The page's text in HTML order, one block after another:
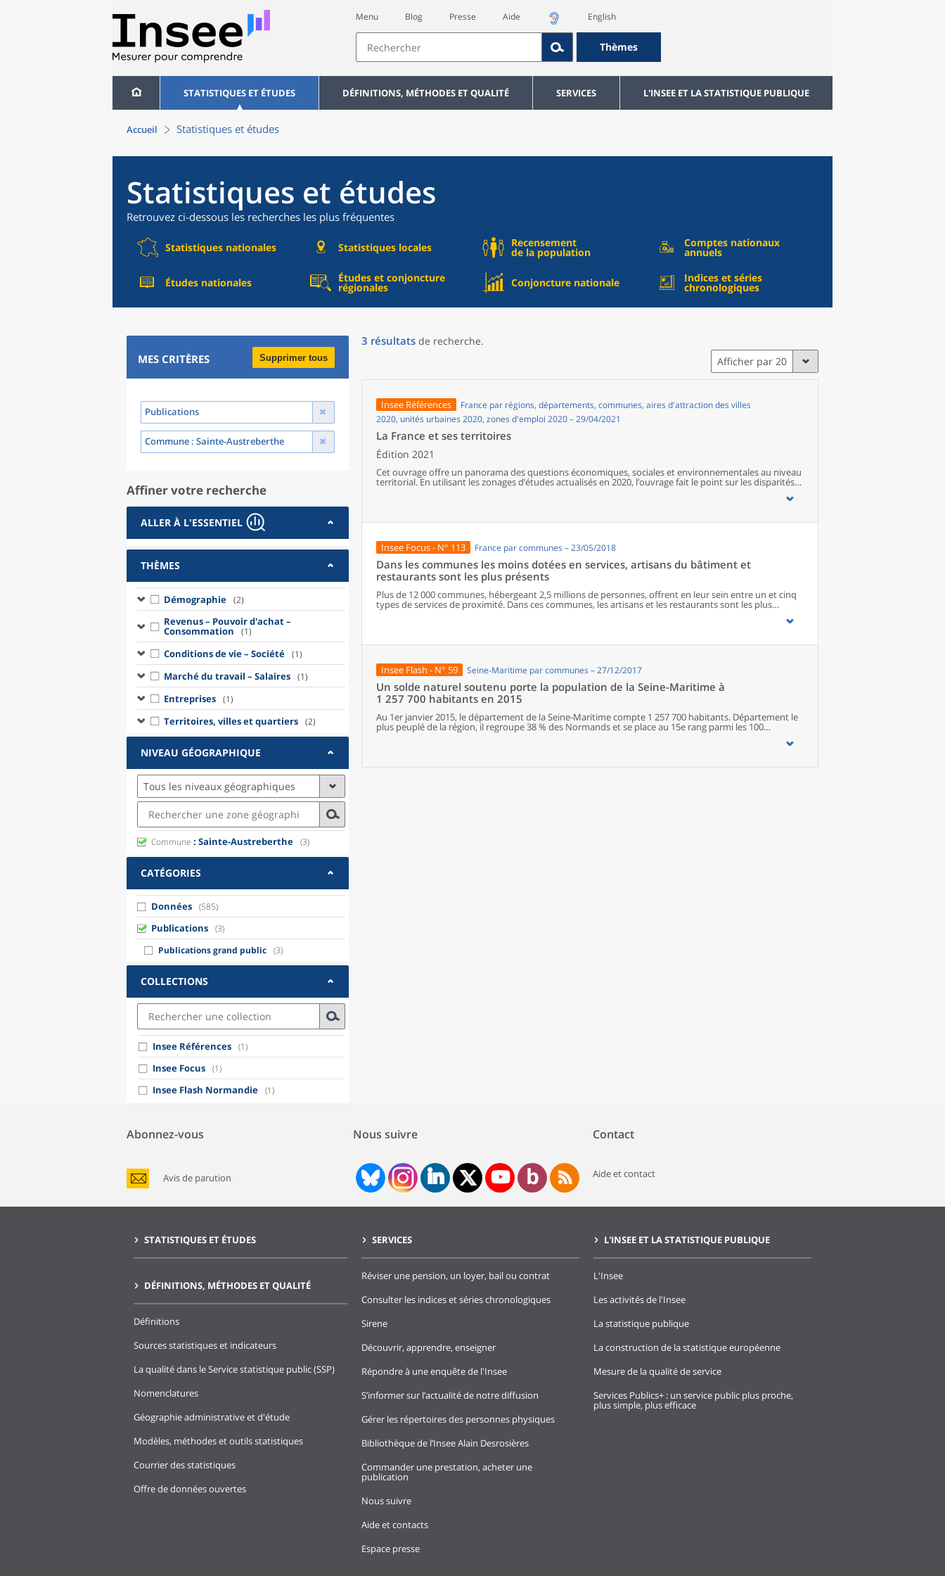
Menu Blog Presse Aide English
Thèmes
STATISTIQUES ET ÉTUDES DÉFINITIONS, MÉTHODES ET QUALITÉ SERVICES L'INSEE ET LA STATISTIQUE PUBLIQUE
Accueil Statistiques et études
Statistiques et études
Retrouvez ci-dessous les recherches les plus fréquentes
Statistiques nationales Statistiques locales Recensement
de la population
Comptes nationaux
annuels
Études nationales Études et conjoncture
régionales Conjoncture nationale Indices et séries
chronologiques
MES CRITÈRES Supprimer tous
Publications
Commune : Sainte-Austreberthe
Affiner votre recherche
ALLER À L'ESSENTIEL
THÈMES
Démographie (2)
Revenus – Pouvoir d'achat –
Consommation (1)
Conditions de vie – Société (1)
Marché du travail – Salaires (1)
Entreprises (1)
Territoires, villes et quartiers (2)
NIVEAU GÉOGRAPHIQUE
Tous les niveaux géographiques
Commune : Sainte-Austreberthe (3)
CATÉGORIES
Données (585)
Publications (3)
Publications grand public (3)
COLLECTIONS
Insee Références (1)
Insee Focus (1)
Insee Flash Normandie (1)
3 résultats de recherche.
Afficher par 20
Insee Références
France par régions, départements, communes, aires d'attraction des villes
2020, unités urbaines 2020, zones d'emploi 2020 – 29/04/2021
La France et ses territoires
Édition 2021
Cet ouvrage offre un panorama des questions économiques, sociales et environnementales au niveau
territorial. En utilisant les zonages d’études actualisés en 2020, l’ouvrage fait le point sur les disparités
géographiques en France, sur les forces et faiblesses des divers territoires ainsi que sur les conditions
Insee Focus - N° 113 France par communes – 23/05/2018
Dans les communes les moins dotées en services, artisans du bâtiment et
restaurants sont les plus présents
Plus de 12 000 communes, hébergeant 2,5 millions de personnes, offrent en leur sein entre un et cinq
types de services de proximité. Dans ces communes, les artisans et les restaurants sont les plus
présents, suivis des services de réparation automobile et de matériel agricole. Les commerces
alimentaires, comme les boulangeries ou les supérettes, n’apparaissent de façon significative que dans
sont situés dans des communes bénéficiant d’un nombre d’équipements encore plus large. Aux
possèdent aucun. Elles abritent 162 000 habitants.
Insee Flash - N° 59 Seine-Maritime par communes – 27/12/2017
Un solde naturel soutenu porte la population de la Seine-Maritime à
1 257 700 habitants en 2015
Au 1er janvier 2015, le département de la Seine-Maritime compte 1 257 700 habitants. Département le
plus peuplé de la région, il regroupe 38 % des Normands et se place au 15e rang parmi les 100
départements français en nombre d'habitants. Entre 2010 et 2015, la croissance de la population de la
Seine-Maritime est modérée (+ 0,1 % par an). Le département bénéficie d'un solde naturel soutenu qui
Abonnez-vous
Avis de parution
Nous suivre Contact
Aide et contact
STATISTIQUES ET ÉTUDES
DÉFINITIONS, MÉTHODES ET QUALITÉ
Définitions
Sources statistiques et indicateurs
La qualité dans le Service statistique public (SSP)
Nomenclatures
Géographie administrative et d'étude
Modèles, méthodes et outils statistiques
Courrier des statistiques
Offre de données ouvertes
SERVICES
Réviser une pension, un loyer, bail ou contrat
Consulter les indices et séries chronologiques
Sirene
Découvrir, apprendre, enseigner
Répondre à une enquête de l'Insee
S’informer sur l’actualité de notre diffusion
Gérer les répertoires des personnes physiques
Bibliothèque de l’Insee Alain Desrosières
Commander une prestation, acheter une
publication
Nous suivre
Aide et contacts
Espace presse
L'INSEE ET LA STATISTIQUE PUBLIQUE
L'Insee
Les activités de l'Insee
La statistique publique
La construction de la statistique européenne
Mesure de la qualité de service
Services Publics+ : un service public plus proche,
plus simple, plus efficace